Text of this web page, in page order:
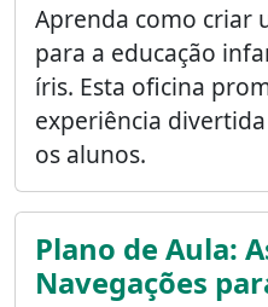
Aprenda como criar
para a educação
íris. Esta oficina
experiência
os alunos.
Plano de Aula:
Navegações